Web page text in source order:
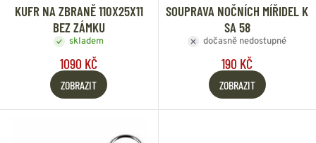
KUFR NA ZBRANĚ 110X25X11
BEZ ZÁMKU
skladem
1090 KČ
ZOBRAZIT
SOUPRAVA NOČNÍCH MÍŘIDEL K
SA 58
dočasně nedostupné
190 KČ
ZOBRAZIT